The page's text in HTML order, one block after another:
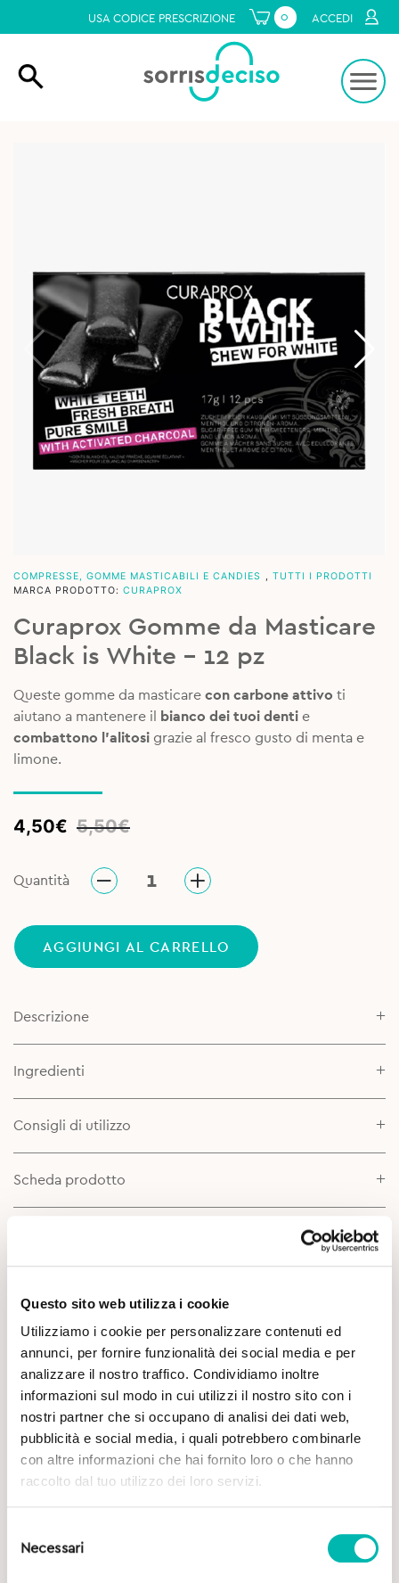
Questo sito web utilizza i cookie
Utilizziamo i cookie per personalizzare contenuti ed
annunci, per fornire funzionalità dei social media e per
analizzare il nostro traffico. Condividiamo inoltre
informazioni sul modo in cui utilizzi il nostro sito con i
nostri partner che si occupano di analisi dei dati web,
pubblicità e social media, i quali potrebbero combinarle
con altre informazioni che hai fornito loro o che hanno
raccolto dal tuo utilizzo dei loro servizi.
delNecessari
USA CODICE PRESCRIZIONE 0 ACCEDI
COMPRESSE, GOMME MASTICABILI E CANDIES , TUTTI I PRODOTTI
MARCA PRODOTTO: CURAPROX
Curaprox Gomme da Masticare
Black is White – 12 pz
Queste gomme da masticare con carbone attivo ti
aiutano a mantenere il
bianco dei tuoi denti e
combattono l’alitosi grazie al fresco gusto di menta e
limone.
5,50€
Original
5,50€.
4,50€
Current
4,50€.
Quantità
AGGIUNGI AL CARRELLO
Descrizione
Ingredienti
Consigli di utilizzo
Scheda prodotto
Potrebbe Interessarti